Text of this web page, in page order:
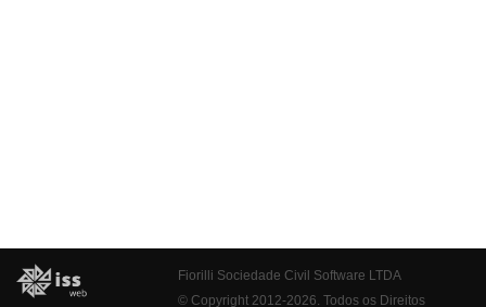
Fiorilli Sociedade Civil Software LTDA
© Copyright 2012-2026. Todos os Direitos